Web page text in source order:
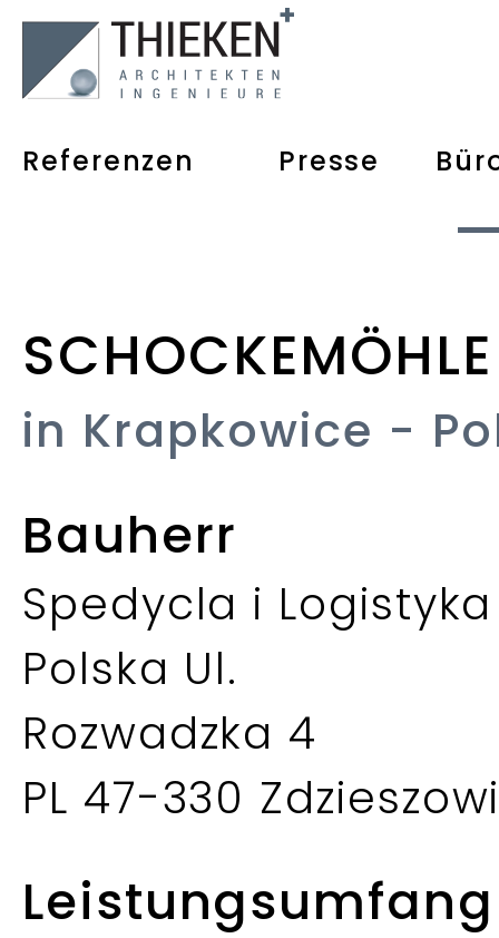
Referenzen Presse
SCHOCKEMÖHLE
in Krapkowice -
Bauherr
Spedycla i
Polska Ul.
Rozwadzka 4
PL 47-330
Leistungsumfang